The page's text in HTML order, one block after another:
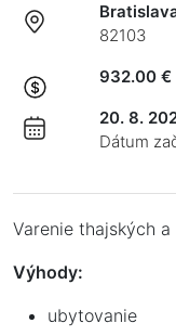
82103
932.00 €
20. 8.
Dátum
Varenie thajských
Výhody:
ubytovanie